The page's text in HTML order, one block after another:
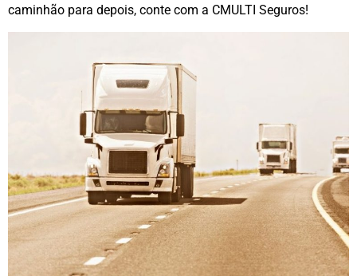
caminhão para depois, conte com a CMULTI Seguros!